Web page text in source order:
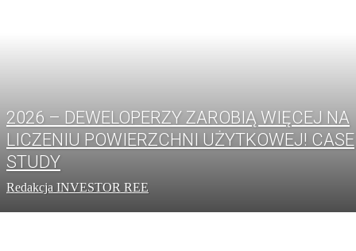
2026 – DEWELOPERZY ZAROBIĄ WIĘCEJ NA
LICZENIU POWIERZCHNI UŻYTKOWEJ! CASE
STUDY
Redakcja INVESTOR REE